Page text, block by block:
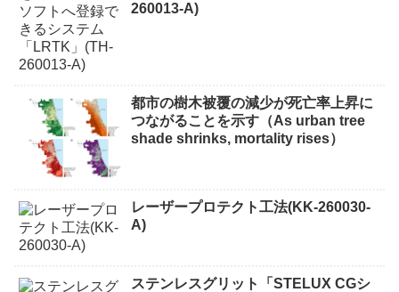
260013-A)
都市の樹木被覆の減少が死亡率上昇に
つながることを示す（As urban tree
shade shrinks, mortality rises）
レーザープロテクト⼯法(KK-260030-
A)
ステンレスグリット「STELUX CGシ